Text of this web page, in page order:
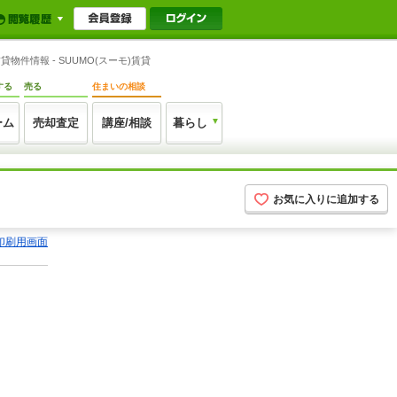
物件情報 - SUUMO(スーモ)賃貸
る
ム
売る
売却査定
住まいの相談
講座/相談 暮らし
お気に入りに追加する
刷用画面